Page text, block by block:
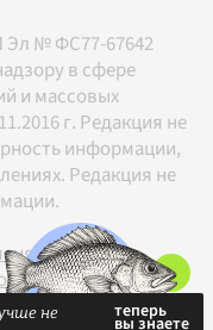
Эл № ФС77-67642
в сфере
и массовых
г. Редакция не
информации,
Редакция не
с
не